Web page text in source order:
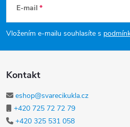
E-mail
Vložením e-mailu souhlasíte s
Kontakt
eshop@svarecikukla.cz
+420 725 72 72 79
+420 325 531 058